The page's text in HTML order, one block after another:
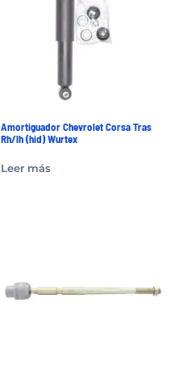
Amortiguador Chevrolet Corsa Tras
Rh/lh (hid) Wurtex
Leer más